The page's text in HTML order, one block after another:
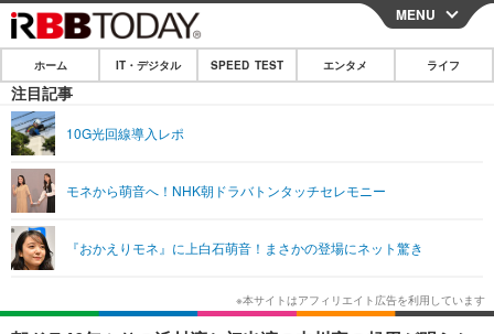
CLOSE
ホーム
IT・デジタル
ショッピング その他
SPEED TEST
エンタメ
エンタメTOP 映画・ドラマ
韓国・芸能
ライフ
ライフTOP グルメ
リリース一覧
MENU
ホーム IT・デジタル SPEED TEST エンタメ ライフ
注目記事
10G光回線導入レポ
モネから萌音へ！NHK朝ドラバトンタッチセレモニー
『おかえりモネ』に上白石萌音！まさかの登場にネット驚き